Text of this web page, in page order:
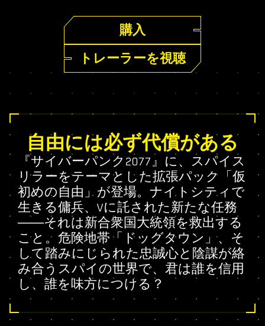
購入
トレーラーを視聴
自由には必ず代償がある
『サイバーパンク2077』に、スパイス
リラーをテーマとした拡張パック「仮
初めの自由」が登場。ナイトシティで
生きる傭兵、Vに託された新たな任務
――それは新合衆国大統領を救出する
こと。危険地帯「ドッグタウン」、そ
して踏みにじられた忠誠心と陰謀が絡
み合うスパイの世界で、君は誰を信用
し、誰を味方につける？